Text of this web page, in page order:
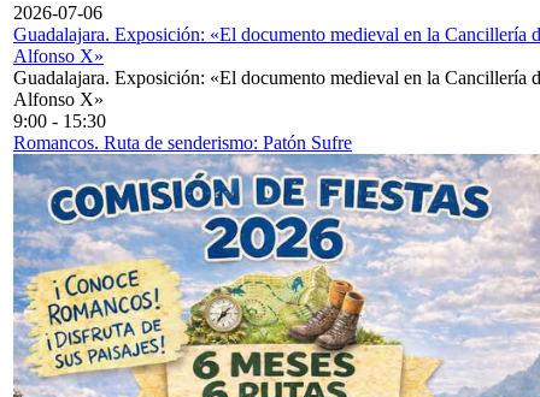
2026-07-06
Guadalajara. Exposición: «El documento medieval en la Cancillería
Alfonso X»
Guadalajara. Exposición: «El documento medieval en la Cancillería
Alfonso X»
9:00 - 15:30
Romancos. Ruta de senderismo: Patón Sufre